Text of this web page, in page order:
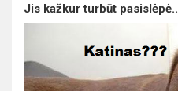
Jis kažkur turbūt pasislėpė..